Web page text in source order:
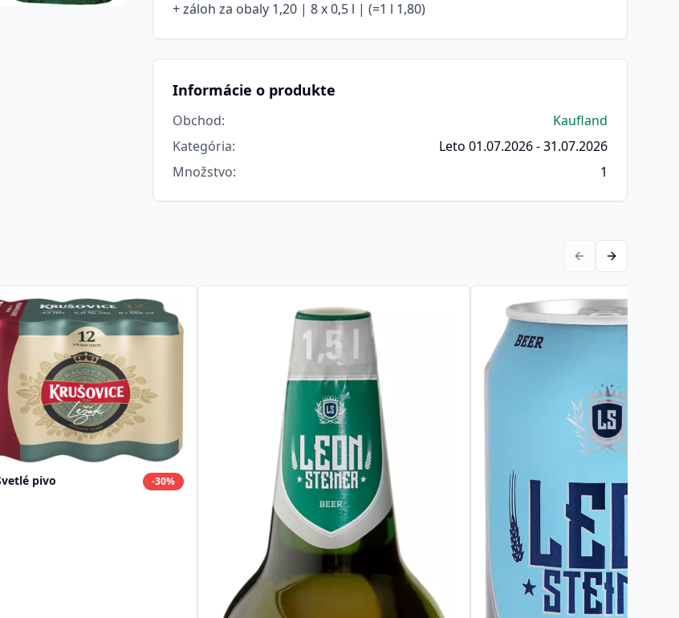
+ záloh za obaly 1,20 | 8 x 0,5 l | (=1 l 1,80)
Informácie o produkte
Obchod:
Kaufland
Kategória:
Leto 01.07.2026 - 31.07.2026
Množstvo: 1
pivo -30%